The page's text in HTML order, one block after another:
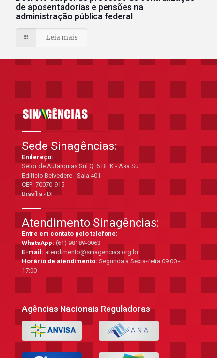
de aposentadorias e pensões na
administração pública federal
Leia mais
Sede Sinagências:
Endereço:
Setor de Autarquias Sul Q. 6 BL K - Asa Sul
Edifício Belvedere - Sala 401
CEP: 70070-915
Brasília - DF
Atendimento Sinagências:
Entre em contato pelo telefone:
WhatsApp:(61) 98189-0063
E-mail:atendimento@sinagencias.org.br
Horário de atendimento:Segunda a Sexta-feira 09:00 -
17:00
Agências Nacionais Reguladoras